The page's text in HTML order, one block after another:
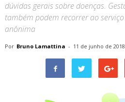
dúvidas gerais sobre doenças.
também podem recorrer ao
anônima
Por Bruno Lamattina - 11 de junho de 2018